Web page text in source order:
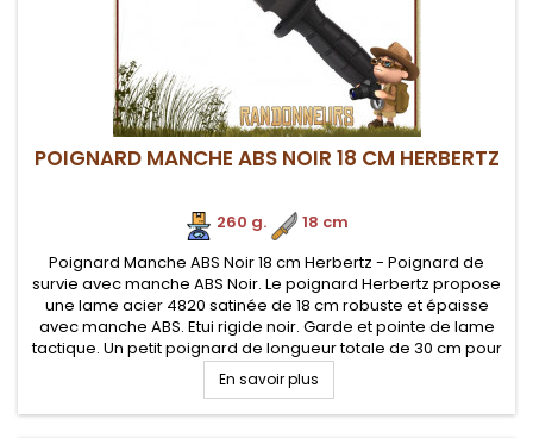
POIGNARD MANCHE ABS NOIR 18 CM HERBERTZ
260 g.
18 cm
Poignard Manche ABS Noir 18 cm Herbertz - Poignard de
survie avec manche ABS Noir. Le poignard Herbertz propose
une lame acier 4820 satinée de 18 cm robuste et épaisse
avec manche ABS. Etui rigide noir. Garde et pointe de lame
tactique. Un petit poignard de longueur totale de 30 cm pour
bushcraft survie
En savoir plus